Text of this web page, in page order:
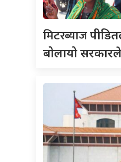
मिटरब्याज
बोलायो